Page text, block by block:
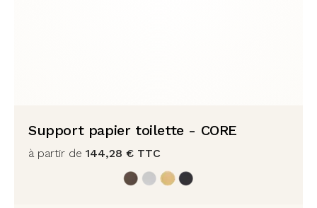
Support papier toilette - CORE
à partir de 144,28 € TTC